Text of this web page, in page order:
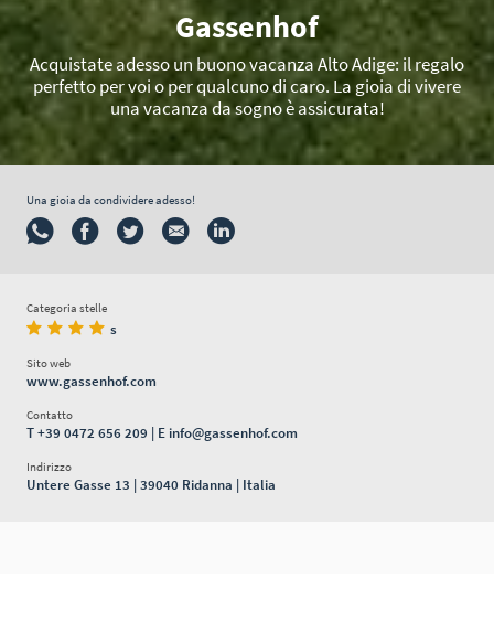
Gassenhof
Acquistate adesso un buono vacanza Alto Adige: il regalo
perfetto per voi o per qualcuno di caro. La gioia di vivere
una vacanza da sogno è assicurata!
Una gioia da condividere adesso!
Categoria stelle
s
Sito web
www.gassenhof.com
Contatto
T+39 0472 656 209 | E info@gassenhof.com
Indirizzo
Untere Gasse 13 | 39040 Ridanna | Italia